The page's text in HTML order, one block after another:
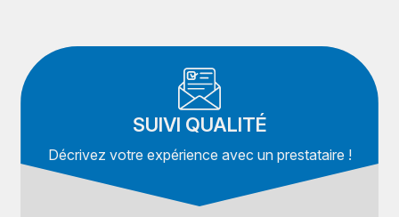
SUIVI QUALITÉ
Décrivez votre expérience avec un prestataire !